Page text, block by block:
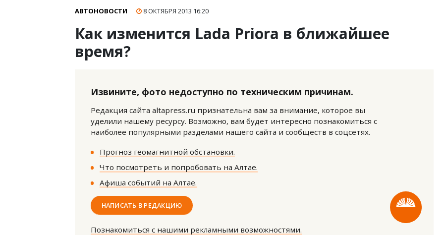
АВТОНОВОСТИ 8 ОКТЯБРЯ 2013 16:20
Как изменится Lada Priora в ближайшее
время?
Извините, фото недоступно по техническим причинам.
Редакция сайта altapress.ru признательна вам за внимание, которое вы
уделили нашему ресурсу. Возможно, вам будет интересно познакомиться с
наиболее популярными разделами нашего сайта и сообществ в соцсетях.
Прогноз геомагнитной обстановки.
Что посмотреть и попробовать на Алтае.
Афиша событий на Алтае.
НАПИСАТЬ В РЕДАКЦИЮ
Познакомиться с нашими рекламными возможностями.